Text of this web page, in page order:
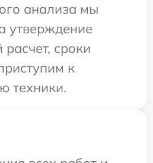
анализа мы
утверждение
сроки
к
техники.